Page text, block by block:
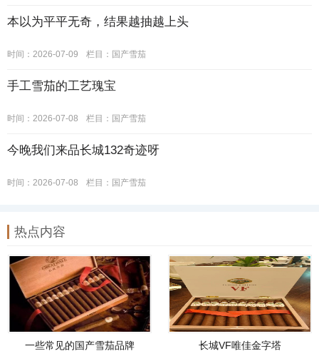
本以为平平无奇，结果越抽越上头
时间：2026-07-09 栏目： 国产雪茄
手工雪茄的工艺瑰宝
时间：2026-07-08 栏目： 国产雪茄
今晚我们来品长城132奇迹呀
时间：2026-07-08 栏目： 国产雪茄
热点内容
一些常见的国产雪茄品牌 长城VF唯佳金字塔